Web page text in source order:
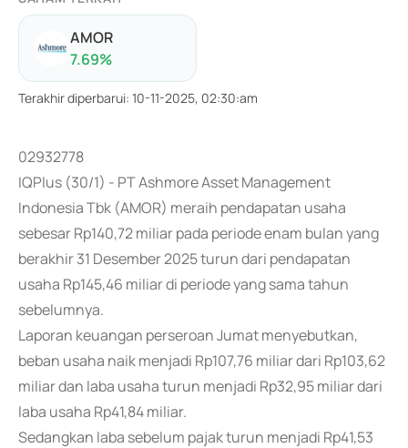
AMOR
7.69%
Terakhir diperbarui: 10-11-2025, 02:30:am
02932778
IQPlus (30/1) - PT Ashmore Asset Management
Indonesia Tbk (AMOR) meraih pendapatan usaha
sebesar Rp140,72 miliar pada periode enam bulan yang
berakhir 31 Desember 2025 turun dari pendapatan
usaha Rp145,46 miliar di periode yang sama tahun
sebelumnya.
Laporan keuangan perseroan Jumat menyebutkan,
beban usaha naik menjadi Rp107,76 miliar dari Rp103,62
miliar dan laba usaha turun menjadi Rp32,95 miliar dari
laba usaha Rp41,84 miliar.
Sedangkan laba sebelum pajak turun menjadi Rp41,53